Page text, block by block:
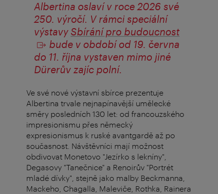
Albertina oslaví v roce 2026 své
250. výročí. V rámci speciální
výstavy Sbírání pro budoucnost
bude v období od 19. června
do 11. října vystaven mimo jiné
Dürerův zajíc polní.
Ve své nové výstavní sbírce prezentuje
Albertina trvale nejnapínavější umělecké
směry posledních 130 let: od francouzského
impresionismu přes německý
expresionismus k ruské avantgardě až po
současnost. Návštěvníci mají možnost
obdivovat Monetovo "Jezírko s lekníny",
Degasovy "Tanečnice" a Renoirův "Portrét
mladé dívky", stejně jako malby Beckmanna,
Mackeho, Chagalla, Maleviče, Rothka, Rainera